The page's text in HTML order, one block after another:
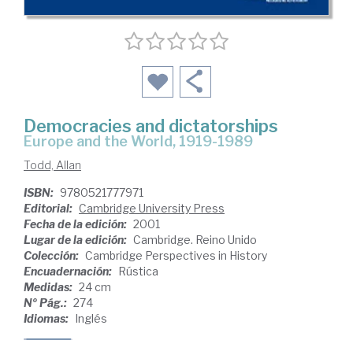
Democracies and dictatorships
Europe and the World, 1919-1989
Todd, Allan
ISBN: 9780521777971
Editorial: Cambridge University Press
Fecha de la edición: 2001
Lugar de la edición: Cambridge. Reino Unido
Colección: Cambridge Perspectives in History
Encuadernación: Rústica
Medidas: 24 cm
Nº Pág.: 274
Idiomas: Inglés